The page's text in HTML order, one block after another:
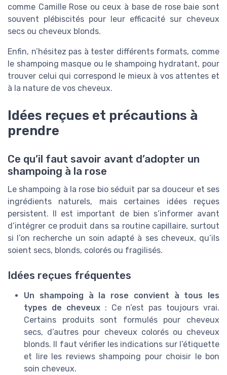
comme Camille Rose ou ceux à base de rose baie sont
souvent plébiscités pour leur efficacité sur cheveux
secs ou cheveux blonds.
Enfin, n’hésitez pas à tester différents formats, comme
le shampoing masque ou le shampoing hydratant, pour
trouver celui qui correspond le mieux à vos attentes et
à la nature de vos cheveux.
Idées reçues et précautions à
prendre
Ce qu’il faut savoir avant d’adopter un
shampoing à la rose
Le shampoing à la rose bio séduit par sa douceur et ses
ingrédients naturels, mais certaines idées reçues
persistent. Il est important de bien s’informer avant
d’intégrer ce produit dans sa routine capillaire, surtout
si l’on recherche un soin adapté à ses cheveux, qu’ils
soient secs, blonds, colorés ou fragilisés.
Idées reçues fréquentes
Un shampoing à la rose convient à tous les
types de cheveux: Ce n’est pas toujours vrai.
Certains produits sont formulés pour cheveux
secs, d’autres pour cheveux colorés ou cheveux
blonds. Il faut vérifier les indications sur l’étiquette
et lire les reviews shampoing pour choisir le bon
soin cheveux.